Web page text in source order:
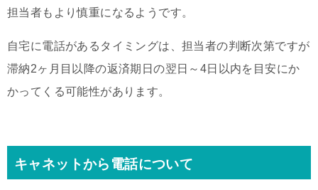
担当者もより慎重になるようです。
自宅に電話があるタイミングは、担当者の判断次第ですが
滞納2ヶ月目以降の返済期日の翌日～4日以内を目安にか
かってくる可能性があります。
キャネットから電話について